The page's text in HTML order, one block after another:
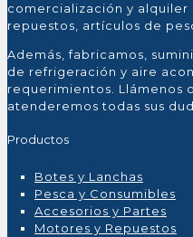
comercialización y
repuestos, artículos de
Además, fabricamos,
de refrigeración y aire
requerimientos. Llámenos
atenderemos todas sus
Productos
Botes y Lanchas
Pesca y Consumibles
Accesorios y Partes
Motores y Repuestos